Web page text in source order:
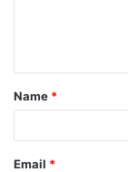
Name *
Email *